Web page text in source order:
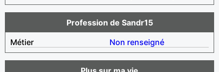
Profession de Sandr15
Métier
Non renseigné